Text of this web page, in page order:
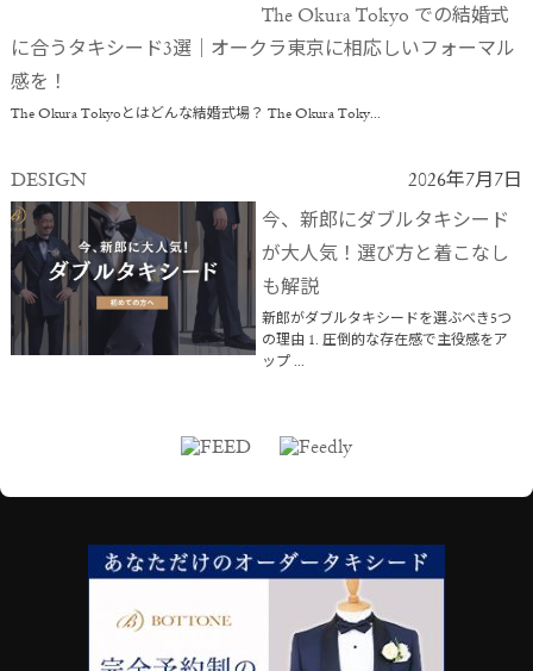
The Okura Tokyo での結婚式
に合うタキシード3選｜オークラ東京に相応しいフォーマル
感を！
The Okura Tokyoとはどんな結婚式場？ The Okura Toky...
DESIGN 2026年7月7日
今、新郎にダブルタキシード
が大人気！選び方と着こなし
も解説
新郎がダブルタキシードを選ぶべき5つ
の理由 1. 圧倒的な存在感で主役感をア
ップ ...